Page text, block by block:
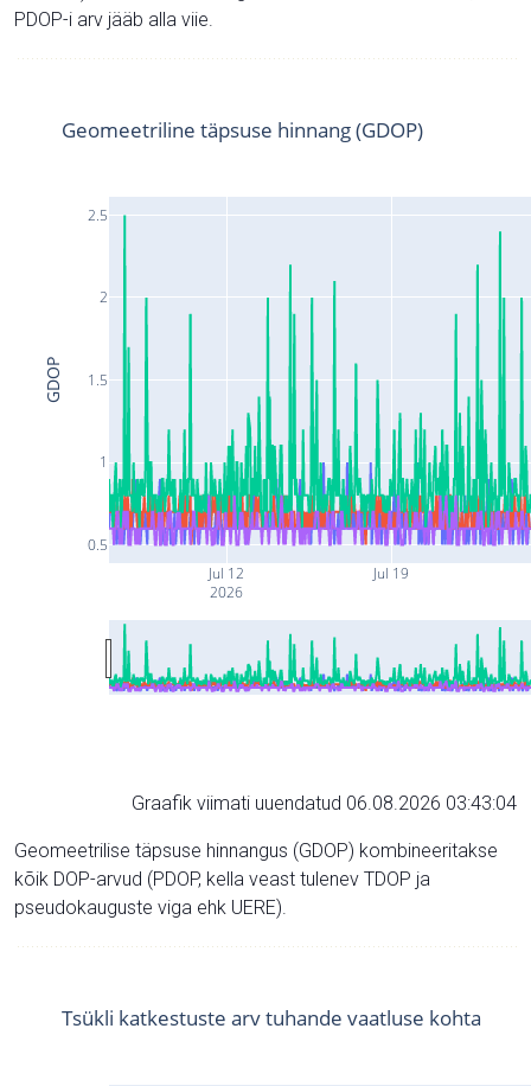
PDOP-i arv jääb alla viie.
Jul 12
2026
Jul 19
0.5
1
1.5
2
2.5
Geomeetriline täpsuse hinnang (GDOP)
GDOP
Graafik viimati uuendatud 06.08.2026 03:43:04
Geomeetrilise täpsuse hinnangus (GDOP) kombineeritakse
kõik DOP-arvud (PDOP, kella veast tulenev TDOP ja
pseudokauguste viga ehk UERE).
Tsükli katkestuste arv tuhande vaatluse kohta